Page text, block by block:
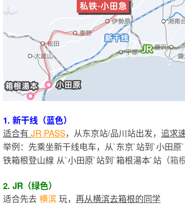
1. 新干线（蓝色）
适合有 JR PASS，从东京站/品川站出发， 追求
举例：先乘坐新干线电车，从`东京`站到`小田
铁箱根登山線 从`小田原`站到`箱根湯本`站（箱
2. JR（绿色）
适合先去 横滨 玩， 再从横滨去箱根的同学